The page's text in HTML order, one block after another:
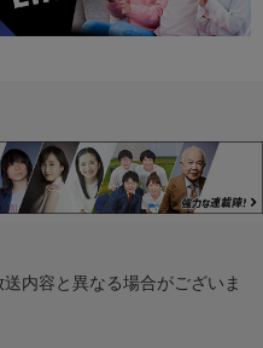
内容と異なる場合がございま